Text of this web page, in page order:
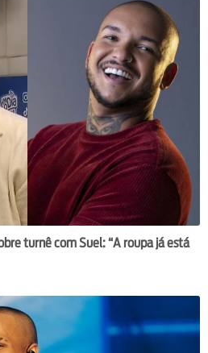
turnê com Suel: “A roupa já está